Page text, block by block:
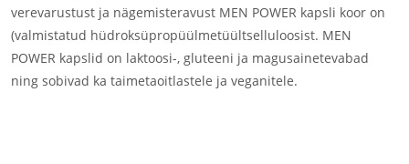
verevarustust ja nägemisteravust MEN POWER kapsli koor on
(valmistatud hüdroksüpropüülmetüültselluloosist. MEN
POWER kapslid on laktoosi-, gluteeni ja magusainetevabad
ning sobivad ka taimetaoitlastele ja veganitele.